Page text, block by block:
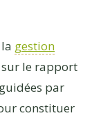
gestion
sur le rapport
par
constituer